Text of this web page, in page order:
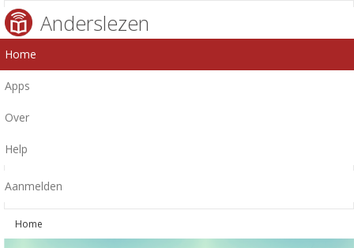
Anderslezen
Home
Apps
Over
Help
Aanmelden
Home